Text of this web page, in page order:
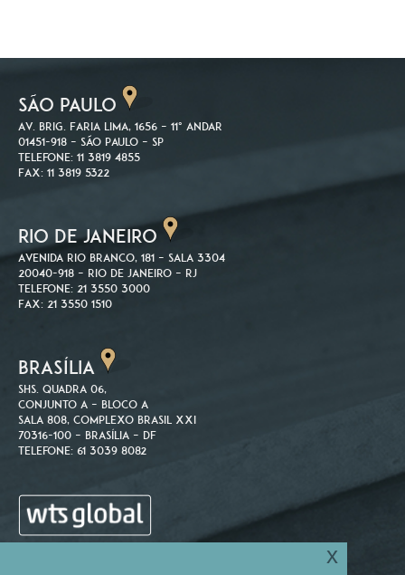
SÃO PAULO
Av. Brig. Faria Lima, 1656 – 11º andar
01451-918 – São Paulo – SP
Telefone: 11 3819 4855
Fax: 11 3819 5322
RIO DE JANEIRO
Avenida Rio Branco, 181 – Sala 3304
20040-918 – Rio de Janeiro – RJ
Telefone: 21 3550 3000
Fax: 21 3550 1510
BRASÍLIA
SHS. Quadra 06,
Conjunto A – Bloco A
Sala 808, Complexo Brasil XXI
70316-100 – Brasília – DF
Telefone: 61 3039 8082
x